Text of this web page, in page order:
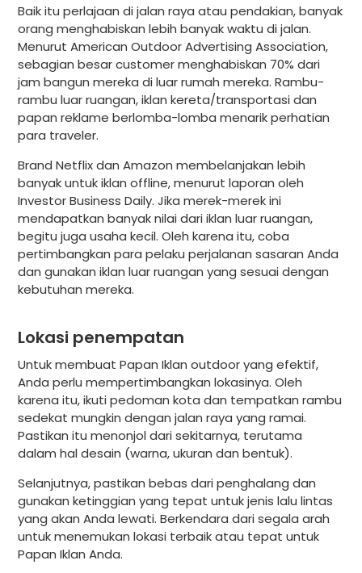
Baik itu perlajaan di jalan raya atau pendakian, banyak
orang menghabiskan lebih banyak waktu di jalan.
Menurut American Outdoor Advertising Association,
sebagian besar customer menghabiskan 70% dari
jam bangun mereka di luar rumah mereka. Rambu-
rambu luar ruangan, iklan kereta/transportasi dan
papan reklame berlomba-lomba menarik perhatian
para traveler.
Brand Netflix dan Amazon membelanjakan lebih
banyak untuk iklan offline, menurut laporan oleh
Investor Business Daily. Jika merek-merek ini
mendapatkan banyak nilai dari iklan luar ruangan,
begitu juga usaha kecil. Oleh karena itu, coba
pertimbangkan para pelaku perjalanan sasaran Anda
dan gunakan iklan luar ruangan yang sesuai dengan
kebutuhan mereka.
Lokasi penempatan
Untuk membuat Papan Iklan outdoor yang efektif,
Anda perlu mempertimbangkan lokasinya. Oleh
karena itu, ikuti pedoman kota dan tempatkan rambu
sedekat mungkin dengan jalan raya yang ramai.
Pastikan itu menonjol dari sekitarnya, terutama
dalam hal desain (warna, ukuran dan bentuk).
Selanjutnya, pastikan bebas dari penghalang dan
gunakan ketinggian yang tepat untuk jenis lalu lintas
yang akan Anda lewati. Berkendara dari segala arah
untuk menemukan lokasi terbaik atau tepat untuk
Papan Iklan Anda.